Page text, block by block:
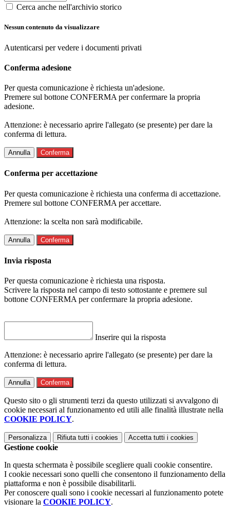
Cerca anche nell'archivio storico
Nessun contenuto da visualizzare
Autenticarsi per vedere i documenti privati
Conferma adesione
Per questa comunicazione è richiesta un'adesione.
Premere sul bottone CONFERMA per confermare la propria
adesione.
Attenzione: è necessario aprire l'allegato (se presente) per dare la
conferma di lettura.
Annulla Conferma
Conferma per accettazione
Per questa comunicazione è richiesta una conferma di accettazione.
Premere sul bottone CONFERMA per accettare.
Attenzione: la scelta non sarà modificabile.
Annulla Conferma
Invia risposta
Per questa comunicazione è richiesta una risposta.
Scrivere la risposta nel campo di testo sottostante e premere sul
bottone CONFERMA per confermare la propria adesione.
Inserire qui la risposta
Attenzione: è necessario aprire l'allegato (se presente) per dare la
conferma di lettura.
Annulla Conferma
Questo sito o gli strumenti terzi da questo utilizzati si avvalgono di
cookie necessari al funzionamento ed utili alle finalità illustrate nella
COOKIE POLICY.
Personalizza Rifiuta tutti i cookies Accetta tutti i cookies
Gestione cookie
In questa schermata è possibile scegliere quali cookie consentire.
I cookie necessari sono quelli che consentono il funzionamento della
piattaforma e non è possibile disabilitarli.
Per conoscere quali sono i cookie necessari al funzionamento potete
visionare la COOKIE POLICY.